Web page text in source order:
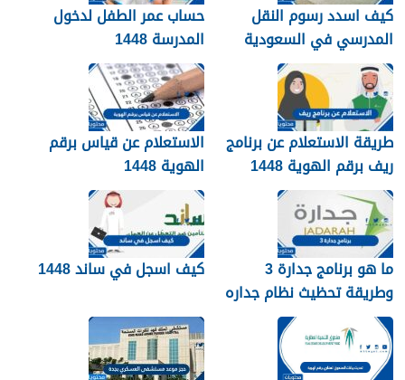
كيف اسدد رسوم النقل
المدرسي في السعودية
1448
حساب عمر الطفل لدخول
المدرسة 1448
طريقة الاستعلام عن برنامج
ريف برقم الهوية 1448
الاستعلام عن قياس برقم
الهوية 1448
services.qiyas.sa
ما هو برنامج جدارة 3
وطريقة تحظيث نظام جداره
1448
كيف اسجل في ساند 1448